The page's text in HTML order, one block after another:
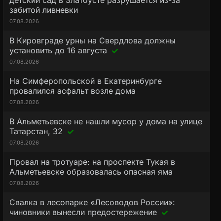
забитой ливневки
07.08.2026
В Кировграде урны на Свердлова должны
установить до 16 августа
07.08.2026
На Симферопольской в Екатеринбурге
провалился асфальт возле дома
07.08.2026
В Альметьевске не нашли мусор у дома на улице
Татарстан, 32
07.08.2026
Провал на тротуаре: на проспекте Тукая в
Альметьевске образовалась опасная яма
07.08.2026
Свалка в лесопарке «Лесоводов России»:
чиновники вынесли предостережение